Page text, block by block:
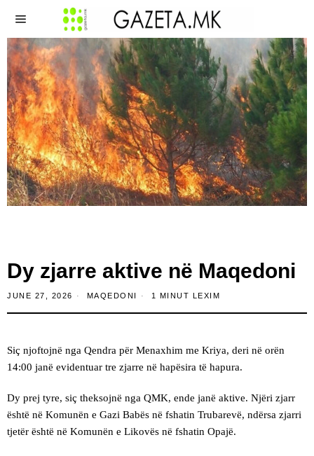
Dy zjarre aktive në Maqedoni
JUNE 27, 2026 MAQEDONI 1 MINUT LEXIM
Siç njoftojnë nga Qendra për Menaxhim me Kriya, deri në orën
14:00 janë evidentuar tre zjarre në hapësira të hapura.
Dy prej tyre, siç theksojnë nga QMK, ende janë aktive. Njëri zjarr
është në Komunën e Gazi Babës në fshatin Trubarevë, ndërsa zjarri
tjetër është në Komunën e Likovës në fshatin Opajë.